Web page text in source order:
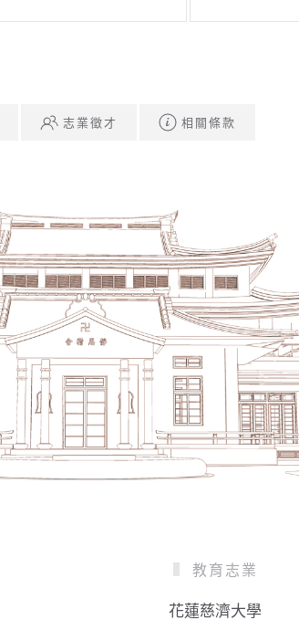
志業徵才 相關條款
教育志業
花蓮慈濟大學